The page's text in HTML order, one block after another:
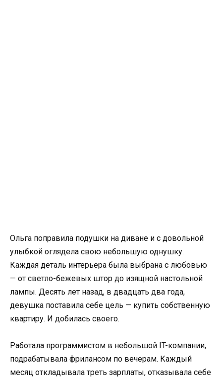
Ольга поправила подушки на диване и с довольной
улыбкой оглядела свою небольшую однушку.
Каждая деталь интерьера была выбрана с любовью
— от светло-бежевых штор до изящной настольной
лампы. Десять лет назад, в двадцать два года,
девушка поставила себе цель — купить собственную
квартиру. И добилась своего.
Работала программистом в небольшой IT-компании,
подрабатывала фрилансом по вечерам. Каждый
месяц откладывала треть зарплаты, отказывала себе